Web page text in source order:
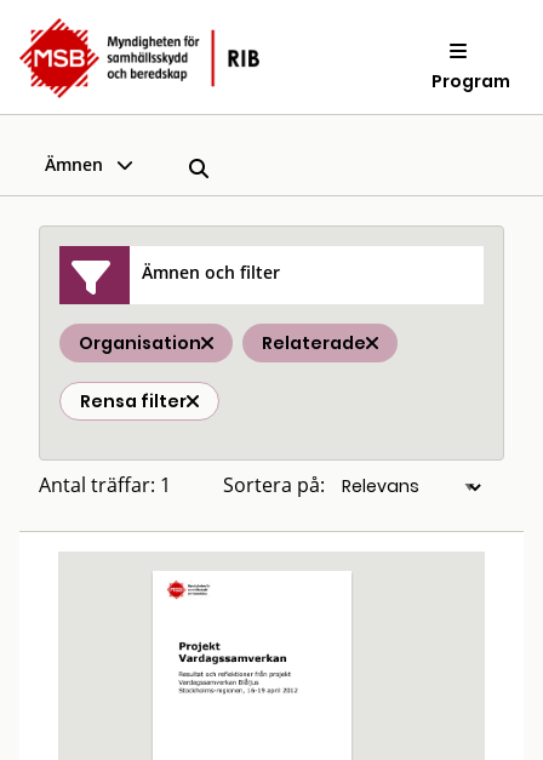
Program
Ämnen
Ämnen och filter
Organisation Relaterade
Rensa filter
Antal träffar: 1 Sortera på: